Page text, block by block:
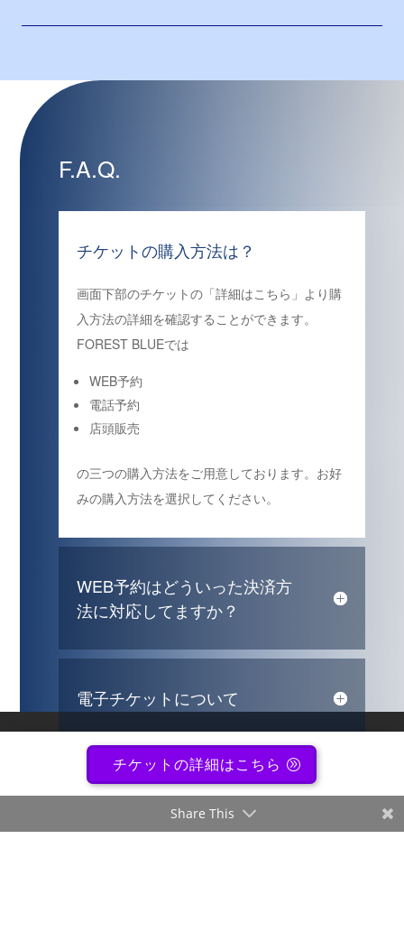
F.A.Q.
チケットの購入方法は？
画面下部のチケットの「詳細はこちら」より購
入方法の詳細を確認することができます。
FOREST BLUEでは
WEB予約
電話予約
店頭販売
の三つの購入方法をご用意しております。お好
みの購入方法を選択してください。
WEB予約はどういった決済方
法に対応してますか？
電子チケットについて
チケット裏面の個人情報記入
チケットの詳細はこちら
Share This